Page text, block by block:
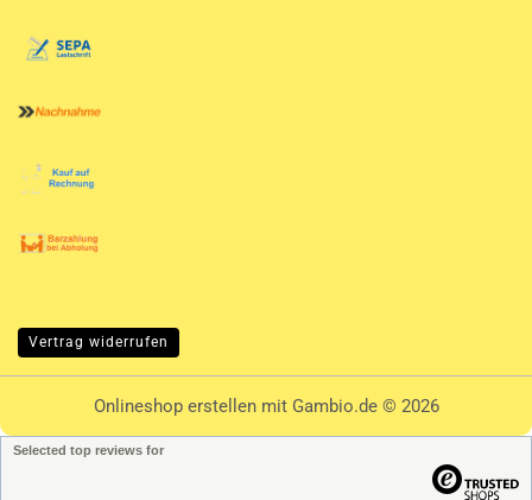
Vertrag widerrufen
Onlineshop erstellenmit Gambio.de © 2026
Selected top reviews for